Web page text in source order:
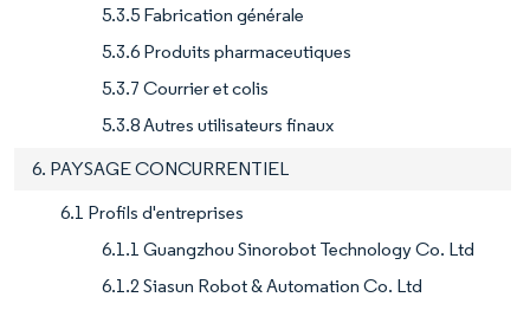
5.3.5 Fabrication générale
5.3.6 Produits pharmaceutiques
5.3.7 Courrier et colis
5.3.8 Autres utilisateurs finaux
6. PAYSAGE CONCURRENTIEL
6.1 Profils d'entreprises
6.1.1 Guangzhou Sinorobot Technology Co. Ltd
6.1.2 Siasun Robot & Automation Co. Ltd